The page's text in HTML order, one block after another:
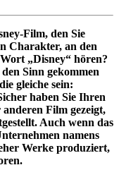
Film, den Sie
Charakter, an den
„Disney“ hören?
Sinn gekommen
gleiche sein:
haben Sie Ihren
anderen Film gezeigt,
Auch wenn das
namens
Werke produziert,